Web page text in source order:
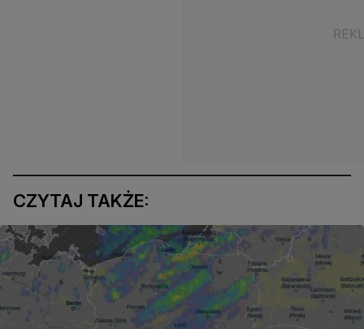
CZYTAJ TAKŻE: